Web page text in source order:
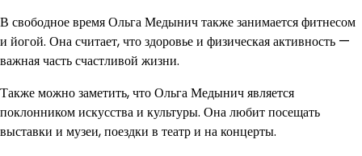
В свободное время Ольга Медынич также занимается фитнесом
и йогой. Она считает, что здоровье и физическая активность —
важная часть счастливой жизни.
Также можно заметить, что Ольга Медынич является
поклонником искусства и культуры. Она любит посещать
выставки и музеи, поездки в театр и на концерты.